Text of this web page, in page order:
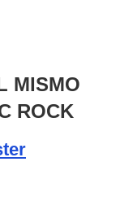
MISMO
ROCK